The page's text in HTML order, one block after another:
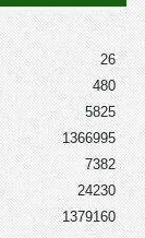
26
480
5825
1366995
7382
24230
1379160